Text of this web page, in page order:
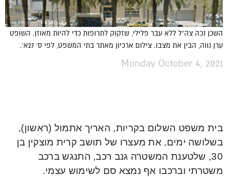
השכן נכה צה"ל ללא עבר פלילי, שזקוק לתרופות כדי להיות מאוזן. השופט
ערן נווה, הבין את מצבו. צילום ארכיון מאתר בתי המשפט, לפי ס' 27א'.
Monday October 4, 2021
בית משפט השלום בקריות, האריך אתמול (ראשון),
בשלושה ימים, את מעצרו של תושב קרית מוצקין בן
30, שלטענת המשטרה גנב רכב, התנגש ברכב
משטרתי וברכבו אף נמצא סם לשימוש עצמי.